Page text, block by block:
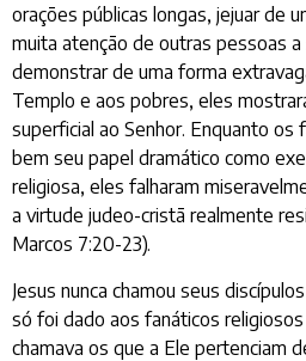
orações públicas longas, jejuar de
muita atenção de outras pessoas
demonstrar de uma forma
Templo e aos pobres, eles
superficial ao Senhor. Enquanto
bem seu papel dramático como
religiosa, eles falharam
a virtude judeo-cristã realmente
Marcos 7:20-23).
Jesus nunca chamou seus
só foi dado aos fanáticos
chamava os que a Ele pertenciam